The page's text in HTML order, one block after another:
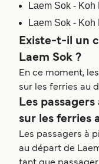
Laem Sok -
Laem Sok -
Existe-t-il un
Laem Sok ?
En ce moment,
sur les ferries au
Les
sur les ferries
Les passagers à
au départ de